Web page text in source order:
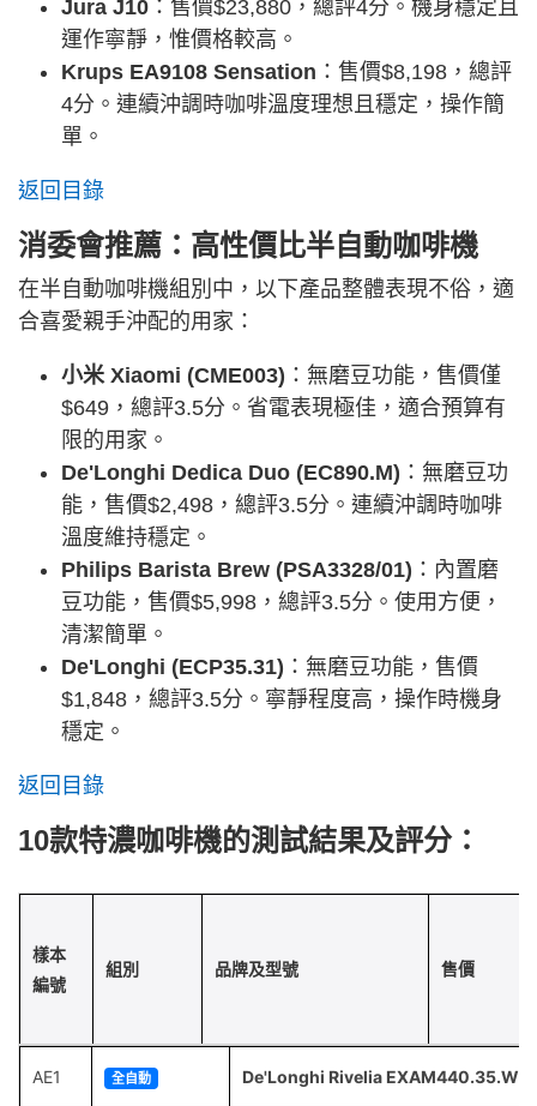
Jura J10 ：售價$23,880，總評4分。機身穩定且
運作寧靜，惟價格較高。
Krups EA9108 Sensation ：售價$8,198，總評
4分。連續沖調時咖啡溫度理想且穩定，操作簡
單。
返回目錄
消委會推薦：高性價比半自動咖啡機
在半自動咖啡機組別中，以下產品整體表現不俗，適
合喜愛親手沖配的用家：
小米 Xiaomi (CME003) ：無磨豆功能，售價僅
$649，總評3.5分。省電表現極佳，適合預算有
限的用家。
De'Longhi Dedica Duo (EC890.M) ：無磨豆功
能，售價$2,498，總評3.5分。連續沖調時咖啡
溫度維持穩定。
Philips Barista Brew (PSA3328/01) ：內置磨
豆功能，售價$5,998，總評3.5分。使用方便，
清潔簡單。
De'Longhi (ECP35.31) ：無磨豆功能，售價
$1,848，總評3.5分。寧靜程度高，操作時機身
穩定。
返回目錄
10款特濃咖啡機的測試結果及評分：
樣本
編號
組別 品牌及型號 售價
AE1 全自動 De'Longhi Rivelia EXAM440.35.W